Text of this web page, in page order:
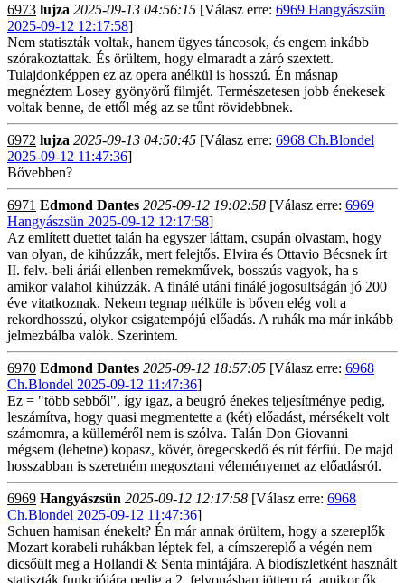
6973 lujza 2025-09-13 04:56:15 [Válasz erre: 6969 Hangyászsün
2025-09-12 12:17:58]
Nem statiszták voltak, hanem ügyes táncosok, és engem inkább
szórakoztattak. És örültem, hogy elmaradt a záró szextett.
Tulajdonképpen ez az opera anélkül is hosszú. Én másnap
megnéztem Losey gyönyörű filmjét. Természetesen jobb énekesek
voltak benne, de ettől még az se tűnt rövidebbnek.
6972 lujza 2025-09-13 04:50:45 [Válasz erre: 6968 Ch.Blondel
2025-09-12 11:47:36]
Bővebben?
6971 Edmond Dantes 2025-09-12 19:02:58 [Válasz erre: 6969
Hangyászsün 2025-09-12 12:17:58]
Az említett duettet talán ha egyszer láttam, csupán olvastam, hogy
van olyan, de kihúzzák, mert felejtős. Elvira és Ottavio Bécsnek írt
II. felv.-beli áriái ellenben remekművek, bosszús vagyok, ha s
amikor valahol kihúzzák. A finálé utáni finálé jogosultságán jó 200
éve vitatkoznak. Nekem tegnap nélküle is bőven elég volt a
rekordhosszú, olykor csigatempójú előadás. A ruhák ma már inkább
jelmezbálba valók. Szerintem.
6970 Edmond Dantes 2025-09-12 18:57:05 [Válasz erre: 6968
Ch.Blondel 2025-09-12 11:47:36]
Ez = "több sebből", így igaz, a beugró énekes teljesítménye pedig,
leszámítva, hogy quasi megmentette a (két) előadást, mérsékelt volt
számomra, a külleméről nem is szólva. Talán Don Giovanni
mégsem (lehetne) kopasz, kövér, öregecskedő és rút férfiú. De majd
hosszabban is szeretném megosztani véleményemet az előadásról.
6969 Hangyászsün 2025-09-12 12:17:58 [Válasz erre: 6968
Ch.Blondel 2025-09-12 11:47:36]
Schuen hamisan énekelt? Én már annak örültem, hogy a szereplők
Mozart korabeli ruhákban léptek fel, a címszereplő a végén nem
dicsőült meg a Hollandi & Senta mintájára. A biodíszletként használt
statiszták funkciójára pedig a 2. felvonásban jöttem rá, amikor ők